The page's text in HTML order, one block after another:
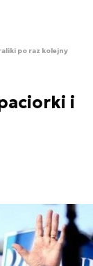
po raz kolejny
i